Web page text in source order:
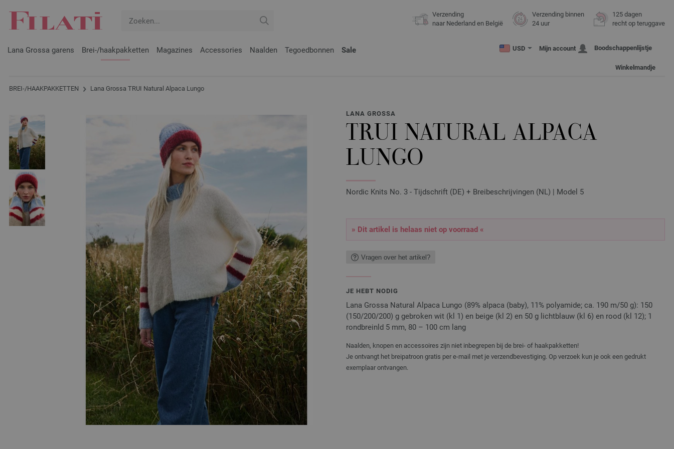
Verzending
naar Nederland en België
Verzending binnen
24 uur
125 dagen
recht op teruggave
Lana Grossa garens Brei-/haakpakketten Magazines Accessories Naalden Tegoedbonnen Sale USD Mijn account Boodschappenlijstje
Winkelmandje
BREI-/HAAKPAKKETTEN Lana Grossa TRUI Natural Alpaca Lungo
LANA GROSSA
TRUI NATURAL ALPACA
LUNGO
Nordic Knits No. 3 - Tijdschrift (DE) + Breibeschrijvingen (NL) | Model 5
» Dit artikel is helaas niet op voorraad «
Vragen over het artikel?
JE HEBT NODIG
Lana Grossa Natural Alpaca Lungo (89% alpaca (baby), 11% polyamide; ca. 190 m/50 g): 150
(150/200/200) g gebroken wit (kl 1) en beige (kl 2) en 50 g lichtblauw (kl 6) en rood (kl 12); 1
rondbreinld 5 mm, 80 – 100 cm lang
Naalden, knopen en accessoires zijn niet inbegrepen bij de brei- of haakpakketten!
Je ontvangt het breipatroon gratis per e-mail met je verzendbevestiging. Op verzoek kun je ook een gedrukt
exemplaar ontvangen.